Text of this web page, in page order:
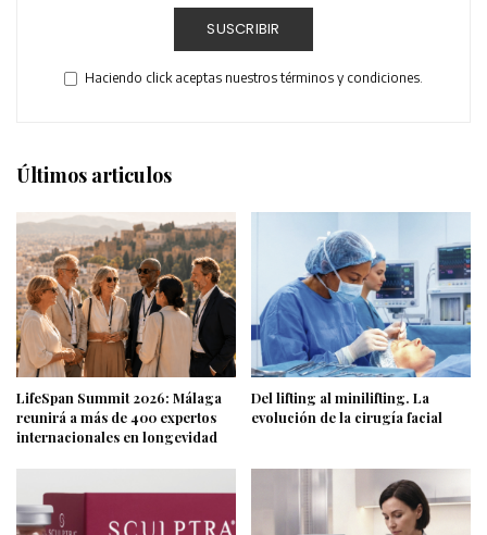
SUSCRIBIR
Haciendo click aceptas nuestros términos y condiciones.
Últimos articulos
LifeSpan Summit 2026: Málaga
reunirá a más de 400 expertos
internacionales en longevidad
Del lifting al minilifting. La
evolución de la cirugía facial